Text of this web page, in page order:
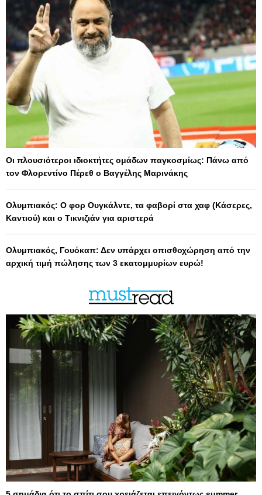
Οι πλουσιότεροι ιδιοκτήτες ομάδων παγκοσμίως: Πάνω από
τον Φλορεντίνο Πέρεθ ο Βαγγέλης Μαρινάκης
Ολυμπιακός: Ο φορ Ουγκάλντε, τα φαβορί στα χαφ (Κάσερες,
Καντιού) και ο Τικνιζιάν για αριστερά
Ολυμπιακός, Γουόκαπ: Δεν υπάρχει οπισθοχώρηση από την
αρχική τιμή πώλησης των 3 εκατομμυρίων ευρώ!